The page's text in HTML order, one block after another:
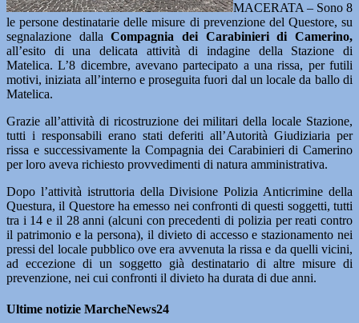
MACERATA – Sono 8
le persone destinatarie delle misure di prevenzione del Questore, su
segnalazione dallaCompagnia dei Carabinieri di Camerino,
all’esito di una delicata attività di indagine della Stazione di
Matelica. L’8 dicembre, avevano partecipato a una rissa, per futili
motivi, iniziata all’interno e proseguita fuori dal un locale da ballo di
Matelica.
Grazie all’attività di ricostruzione dei militari della locale Stazione,
tutti i responsabili erano stati deferiti all’Autorità Giudiziaria per
rissa e successivamente la Compagnia dei Carabinieri di Camerino
per loro aveva richiesto provvedimenti di natura amministrativa.
Dopo l’attività istruttoria della Divisione Polizia Anticrimine della
Questura, il Questore ha emesso nei confronti di questi soggetti, tutti
tra i 14 e il 28 anni (alcuni con precedenti di polizia per reati contro
il patrimonio e la persona), il divieto di accesso e stazionamento nei
pressi del locale pubblico ove era avvenuta la rissa e da quelli vicini,
ad eccezione di un soggetto già destinatario di altre misure di
prevenzione, nei cui confronti il divieto ha durata di due anni.
Ultime notizie MarcheNews24